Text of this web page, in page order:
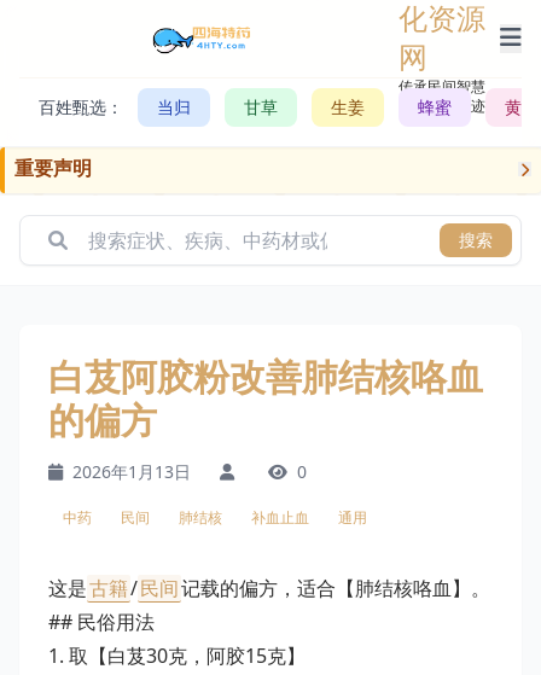
化资源
网
传承民间智慧，
记录历史轨迹
百姓甄选： 当归 甘草 生姜 蜂蜜 黄芪
重要声明
搜索
白芨阿胶粉改善肺结核咯血
的偏方
2026年1月13日 0
中药 民间 肺结核 补血止血 通用
这是古籍/民间记载的偏方，适合【肺结核咯血】。
## 民俗用法
1. 取【白芨30克，阿胶15克】